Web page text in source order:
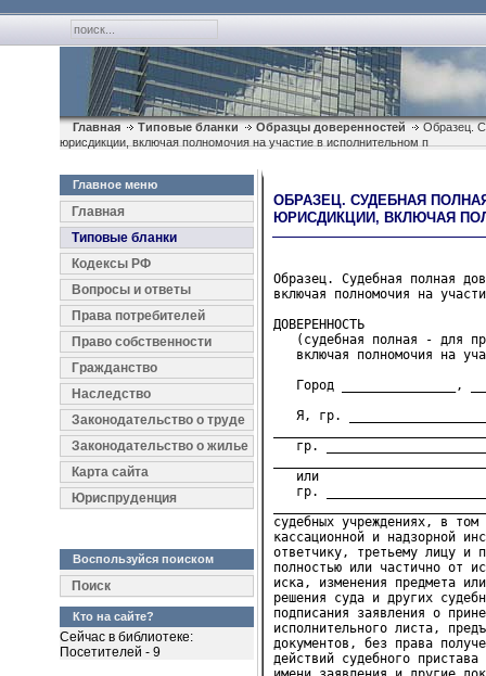
Главная Типовые бланки Образцы доверенностей
Образец.
юрисдикции, включая полномочия на участие в исполнительном п
Главное меню
Главная
Типовые бланки
Кодексы РФ
Вопросы и ответы
Права потребителей
Право собственности
Гражданство
Наследство
Законодательство о труде
Законодательство о жилье
Карта сайта
Юриспруденция
Воспользуйся поиском
Поиск
Кто на сайте?
Сейчас в библиотеке:
Посетителей - 9
ОБРАЗЕЦ. СУДЕБНАЯ
ЮРИСДИКЦИИ, ВКЛЮЧАЯ
Образец. Судебная полная
включая полномочия на
ДОВЕРЕННОСТЬ
(судебная полная - для
включая полномочия на
Город _______________,
Я, гр.
гр.
или
гр.
судебных учреждениях, в
кассационной и надзорной
ответчику, третьему лицу и
полностью или частично от
иска, изменения предмета
решения суда и других
подписания заявления о
исполнительного листа,
документов, без права
действий судебного